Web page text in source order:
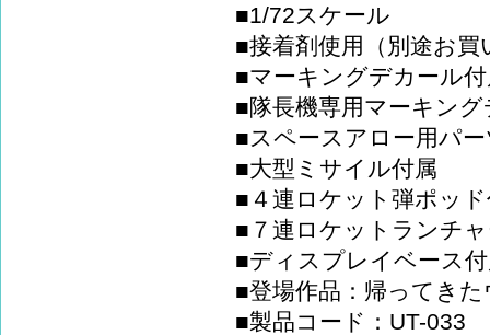
■1/72スケール
■接着剤使用（別途お
■マーキングデカール
■隊長機専用マーキン
■スペースアロー用パ
■大型ミサイル付属
■４連ロケット弾ポッ
■７連ロケットランチ
■ディスプレイベース
■登場作品：帰ってき
■製品コード：UT-033